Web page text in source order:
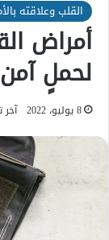
القلب وعلاقته
أمراض
لحملٍ آمن
8 يوليو، 2022 آخر